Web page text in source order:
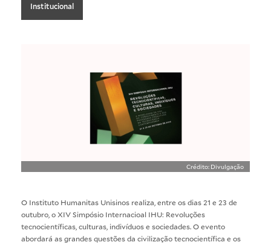
Institucional
Crédito: Divulgação
O Instituto Humanitas Unisinos realiza, entre os dias 21 e 23 de
outubro, o XIV Simpósio Internacioal IHU: Revoluções
tecnocientíficas, culturas, indivíduos e sociedades. O evento
abordará as grandes questões da civilização tecnocientífica e os